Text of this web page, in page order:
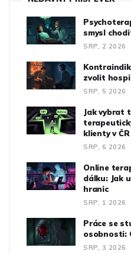
smysl
SRP, 2 2026
zvolit
SRP, 5 2026
Jak vybrat
klienty v ČR
SRP, 6 2026
Online
dálku: Jak
hranic
SRP, 1 2026
Práce se
osobnosti:
SRP, 3 2026